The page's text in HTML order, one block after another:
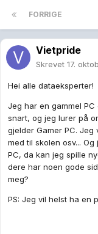
FORRIGE
Vietpride
Skrevet 17.
Hei alle dataeksperter!
Jeg har en gammel
snart, og jeg lurer på
gjelder Gamer PC.
med til skolen osv...
PC, da kan jeg spille
dere har noen gode
meg?
PS: Jeg vil helst ha en